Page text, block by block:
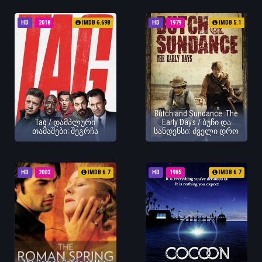
HD 2018 IMDB 6.698
Tag / დამპლური
თამაშები: შეგრჩა
HD 1979 IMDB 5.1
Butch and Sundance: The
Early Days / ბუჩი და
სანდენსი: ძველი დრო
HD 2003 IMDB 6.7 HD 1985 IMDB 6.7